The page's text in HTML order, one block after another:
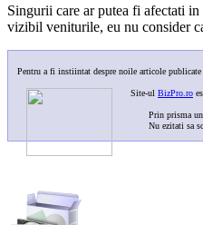
Singurii care ar putea fi afectati
vizibil veniturile, eu nu consider
Pentru a fi instiintat despre noile articole publicate
Site-ul BizPro.ro
Prin prisma unei
Nu ezitati sa